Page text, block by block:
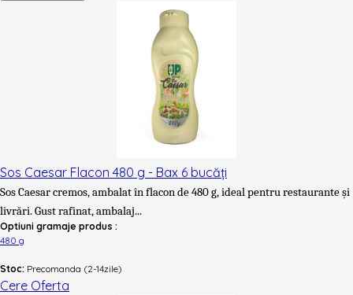
Sos Caesar Flacon 480 g - Bax 6 bucăți
Sos Caesar cremos, ambalat în flacon de 480 g, ideal pentru restaurante și
livrări. Gust rafinat, ambalaj...
Optiuni gramaje produs :
480 g
Stoc: Precomanda (2-14zile)
Cere Oferta